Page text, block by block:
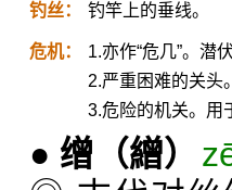
钓丝： 钓竿上的垂线。
危机：
1.亦作“危几”。潜
2.严重困难的关头
3.危险的机关。用
● 缯 （繒）